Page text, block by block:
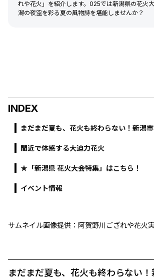
れや花火」を紹介します。025では新潟県の花火
潟の夜空を彩る夏の風物詩を堪能しませんか？
INDEX
まだまだ夏も、花火も終わらない！新潟
間近で体感する大迫力花火
★「新潟県 花火大会特集」はこちら！
イベント情報
サムネイル画像提供：阿賀野川ござれや花火
まだまだ夏も、花火も終わらない